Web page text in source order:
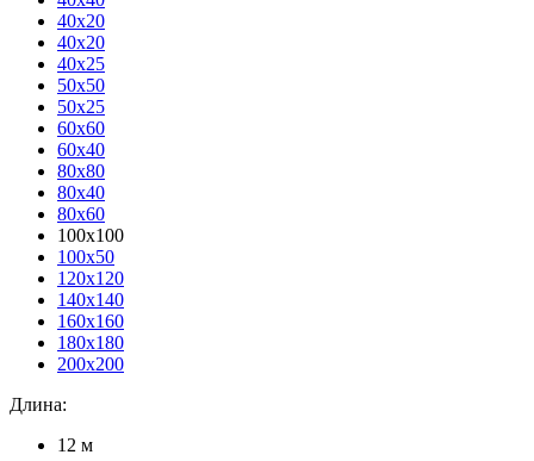
40x20
40x20
40x25
50x50
50x25
60x60
60x40
80x80
80x40
80x60
100x100
100x50
120x120
140x140
160x160
180x180
200x200
Длина:
12 м